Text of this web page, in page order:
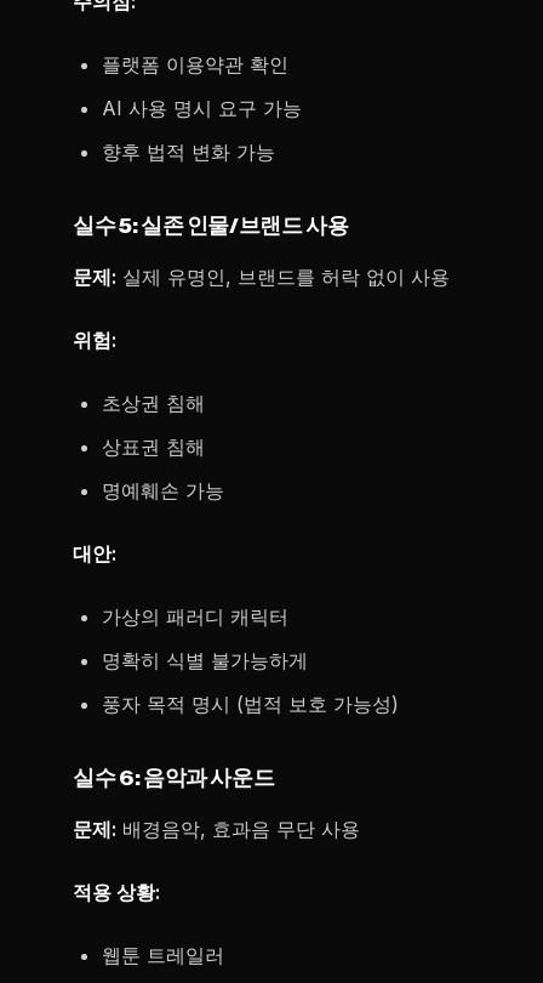
플랫폼 이용약관 확인
AI 사용 명시 요구 가능
향후 법적 변화 가능
실수 5: 실존 인물/브랜드 사용
문제: 실제 유명인, 브랜드를 허락 없이 사용
위험:
초상권 침해
상표권 침해
명예훼손 가능
대안:
가상의 패러디 캐릭터
명확히 식별 불가능하게
풍자 목적 명시 (법적 보호 가능성)
실수 6: 음악과 사운드
문제: 배경음악, 효과음 무단 사용
적용 상황:
웹툰 트레일러